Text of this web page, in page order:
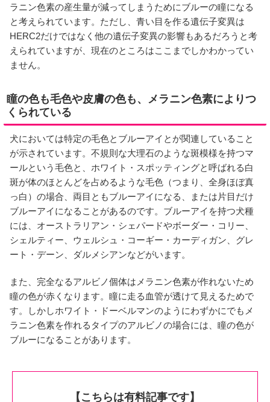
ラニン色素の産生量が減ってしまうためにブルーの瞳になる
と考えられています。ただし、青い目を作る遺伝子変異は
HERC2だけではなく他の遺伝子変異の影響もあるだろうと考
えられていますが、現在のところはここまでしかわかってい
ません。
瞳の色も毛色や皮膚の色も、メラニン色素によりつ
くられている
犬においては特定の毛色とブルーアイとが関連していること
が示されています。不規則な大理石のような斑模様を持つマ
ールという毛色と、ホワイト・スポッティングと呼ばれる白
斑が体のほとんどを占めるような毛色（つまり、全身ほぼ真
っ白）の場合、両目ともブルーアイになる、または片目だけ
ブルーアイになることがあるのです。ブルーアイを持つ犬種
には、オーストラリアン・シェパードやボーダー・コリー、
シェルティー、ウェルシュ・コーギー・カーディガン、グレ
ート・デーン、ダルメシアンなどがいます。
また、完全なるアルビノ個体はメラニン色素が作れないため
瞳の色が赤くなります。瞳に走る血管が透けて見えるためで
す。しかしホワイト・ドーベルマンのようにわずかにでもメ
ラニン色素を作れるタイプのアルビノの場合には、瞳の色が
ブルーになることがあります。
【こちらは有料記事です】